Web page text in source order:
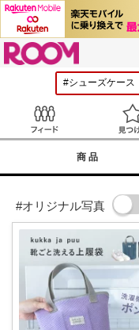
商品
#オリジナル写真